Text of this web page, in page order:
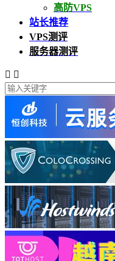
高防VPS
站长推荐
VPS测评
服务器测评
 